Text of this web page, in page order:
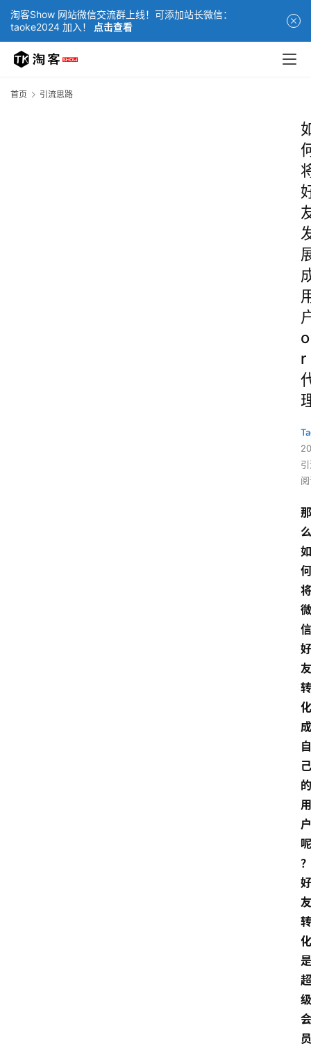
淘客Show 网站微信交流群上线！可添加站长微信：
taoke2024 加入！
点击查看
首页 引流思路
o
r
那
么
如
何
将
微
信
好
友
转
化
成
自
己
的
用
户
呢
？
好
友
转
化
是
超
级
会
员